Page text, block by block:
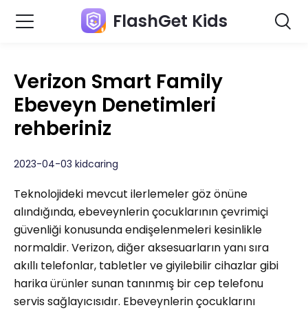
FlashGet Kids
Verizon Smart Family
Ebeveyn Denetimleri
rehberiniz
2023-04-03 kidcaring
Teknolojideki mevcut ilerlemeler göz önüne
alındığında, ebeveynlerin çocuklarının çevrimiçi
güvenliği konusunda endişelenmeleri kesinlikle
normaldir. Verizon, diğer aksesuarların yanı sıra
akıllı telefonlar, tabletler ve giyilebilir cihazlar gibi
harika ürünler sunan tanınmış bir cep telefonu
servis sağlayıcısıdır. Ebeveynlerin çocuklarını